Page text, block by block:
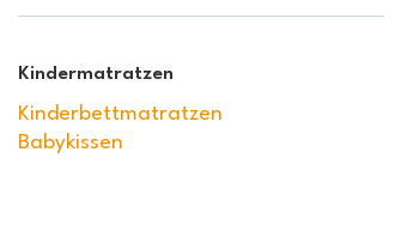
Kindermatratzen
Kinderbettmatratzen
Babykissen